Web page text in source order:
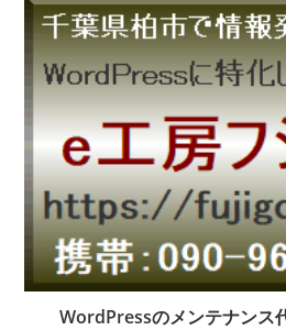
WordPressのメンテナンス